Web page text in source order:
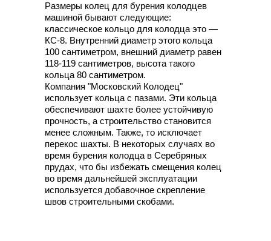
Размеры колец для бурения колодцев
машиной бывают следующие:
классическое кольцо для колодца это —
КС-8. Внутренний диаметр этого кольца
100 сантиметром, внешний диаметр равен
118-119 сантиметров, высота такого
кольца 80 сантиметром.
Компания "Московский Колодец"
использует кольца с пазами. Эти кольца
обеспечивают шахте более устойчивую
прочность, а строительство становится
менее сложным. Также, то исключает
перекос шахты. В некоторых случаях во
время бурения колодца в Серебряных
прудах, что бы избежать смещения колец
во время дальнейшей эксплуатации
используется добавочное скрепление
швов строительными скобами.